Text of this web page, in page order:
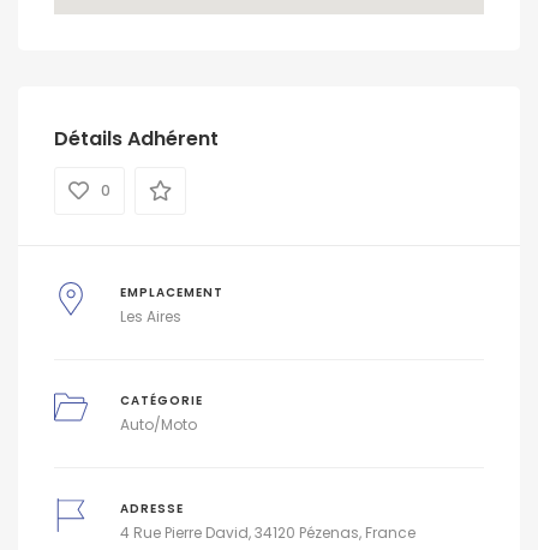
Détails Adhérent
0
EMPLACEMENT
Les Aires
CATÉGORIE
Auto/Moto
ADRESSE
4 Rue Pierre David, 34120 Pézenas, France